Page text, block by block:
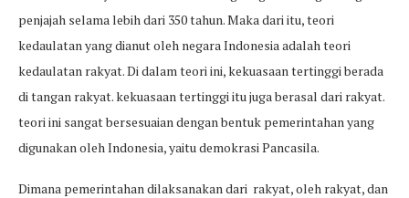
penjajah selama lebih dari 350 tahun. Maka dari itu, teori
kedaulatan yang dianut oleh negara Indonesia adalah teori
kedaulatan rakyat. Di dalam teori ini, kekuasaan tertinggi berada
di tangan rakyat. kekuasaan tertinggi itu juga berasal dari rakyat.
teori ini sangat bersesuaian dengan bentuk pemerintahan yang
digunakan oleh Indonesia, yaitu demokrasi Pancasila.
Dimana pemerintahan dilaksanakan dari rakyat, oleh rakyat, dan